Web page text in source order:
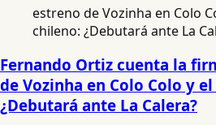
Fernando Ortiz cuenta la
de Vozinha en Colo Colo y
¿Debutará ante La Calera?